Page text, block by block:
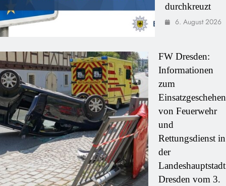
durchkreuzt
6. August 2026
FW Dresden:
Informationen
zum
Einsatzgeschehen
von Feuerwehr
und
Rettungsdienst in
der
Landeshauptstadt
Dresden vom 3.